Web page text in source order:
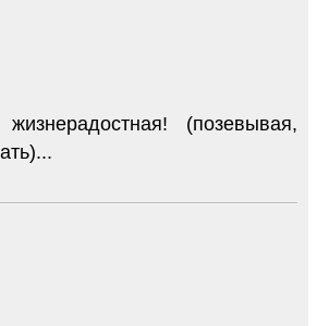
(позевывая,